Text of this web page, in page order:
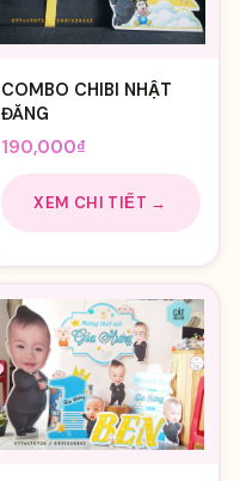
COMBO CHIBI NHẬT
ĐĂNG
190,000₫
XEM CHI TIẾT →